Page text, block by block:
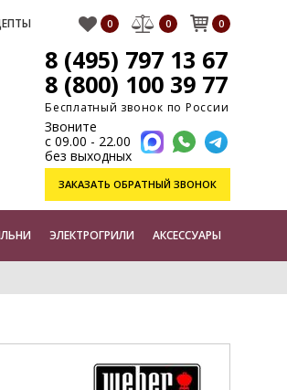
0 0 0
8 (495) 797 13 67
8 (800) 100 39 77
Бесплатный звонок по России
Звоните
с 09.00 - 22.00
без выходных
ЗАКАЗАТЬ ОБРАТНЫЙ ЗВОНОК
ЭЛЕКТРОГРИЛИ АКСЕССУАРЫ